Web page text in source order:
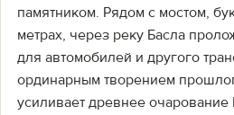
памятником. Рядом с мостом,
метрах, через реку Басла
для автомобилей и другого
ординарным творением
усиливает древнее очарование